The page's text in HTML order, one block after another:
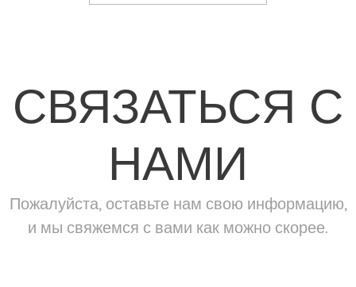
СВЯЗАТЬСЯ С
НАМИ
Пожалуйста, оставьте нам свою информацию,
и мы свяжемся с вами как можно скорее.